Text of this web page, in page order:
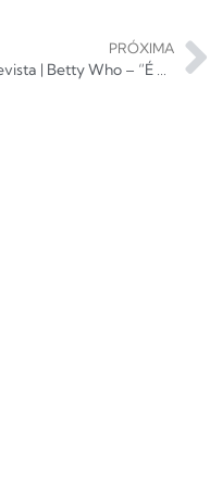
PRÓXIMA
Entrevista | Betty Who – “É o melhor material que poderia ter feito”